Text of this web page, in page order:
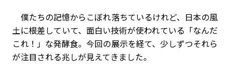
僕たちの記憶からこぼれ落ちているけれど、日本の風
土に根差していて、面白い技術が使われている「なんだ
これ！」な発酵食。今回の展示を経て、少しずつそれら
が注目される兆しが見えてきました。